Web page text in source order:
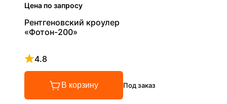
Цена по запросу
Рентгеновский кроулер
«Фотон-200»
4.8
Рейтинг 4.8 из 5
В корзину Под заказ